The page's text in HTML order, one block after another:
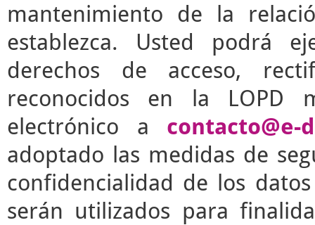
mantenimiento de la
establezca. Usted podrá
derechos de acceso,
reconocidos en la LOPD
electrónico a contacto@e-
adoptado las medidas de
confidencialidad de los
serán utilizados para